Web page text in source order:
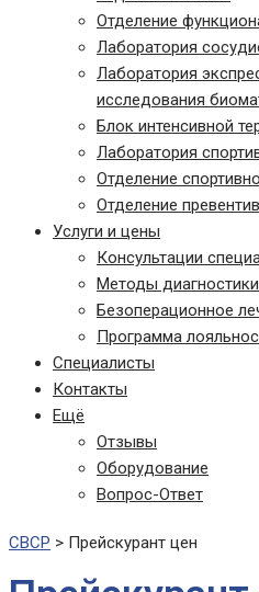
Отделение
Лаборатория
Лаборатория
исследования
Блок интенсивной
Лаборатория
Отделение
Отделение
Услуги и цены
Консультации
Методы диагностики
Безоперационное
Программа
Специалисты
Контакты
Ещё
Отзывы
Оборудование
Вопрос-Ответ
СВСР > Прейскурант цен